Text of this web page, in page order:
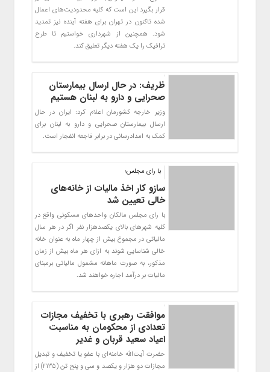
قرار بگیرد این است که کلیه محدودیت‌های اعمال
شده تاکنون در تهران برای هفته آینده نیز تمدید
شود. همچنین از شهرداری خواستیم تا طرح
ترافیک را یک هفته دیگر تعلیق کند.
ظریف: در حال ارسال بیمارستان
صحرایی و دارو به لبنان هستیم
وزیر خارجه کشورمان اعلام کرد: ایران در حال
ارسال بیمارستان صحرایی و دارو به لبنان برای
کمک به امدادرسانی در برابر فاجعه انفجار است.
با رای مجلس؛
سازو کار اخذ مالیات از خانه‌های
خالی تعیین شد
با رای مجلس مالکان واحدهای مسکونی واقع در
کلیه شهرهای بالای یکصدهزار نفر اگر در هر سال
مالیاتی در مجموع بیش از چهار ماه به عنوان خانه
خالی شناسایی شوند به ازای هر ماه بیش از زمان
مذکور، به صورت ماهانه مشمول مالیاتی برمبنای
مالیات بر درآمد اجاره خواهند شد.
موافقت رهبری با تخفیف مجازات
تعدادی از محکومان به مناسبت
اعیاد سعید قربان و غدیر
حضرت آیت‌الله خامنه‌ای با عفو یا تخفیف و تبدیل
مجازات دو هزار و یکصد و سی و پنج تن (۲۱۳۵) از